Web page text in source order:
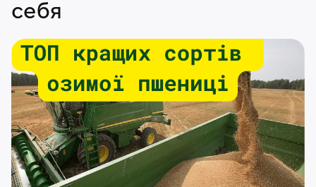
себя